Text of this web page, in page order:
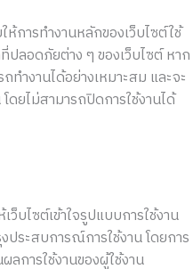
การทำงานหลักของเว็บไซต์ใช้
ปลอดภัยต่าง ๆ ของเว็บไซต์ หาก
ทำงานได้อย่างเหมาะสม และจะ
ดยไม่สามารถปิดการใช้งานได้
ว็บไซต์เข้าใจรูปแบบการใช้งาน
ประสบการณ์การใช้งาน โดยการ
ลการใช้งานของผู้ใช้งาน